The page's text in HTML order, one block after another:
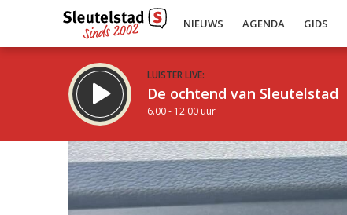
NIEUWS AGENDA GIDS
LUISTER LIVE:
De ochtend van Sleutelstad
6.00 - 12.00 uur